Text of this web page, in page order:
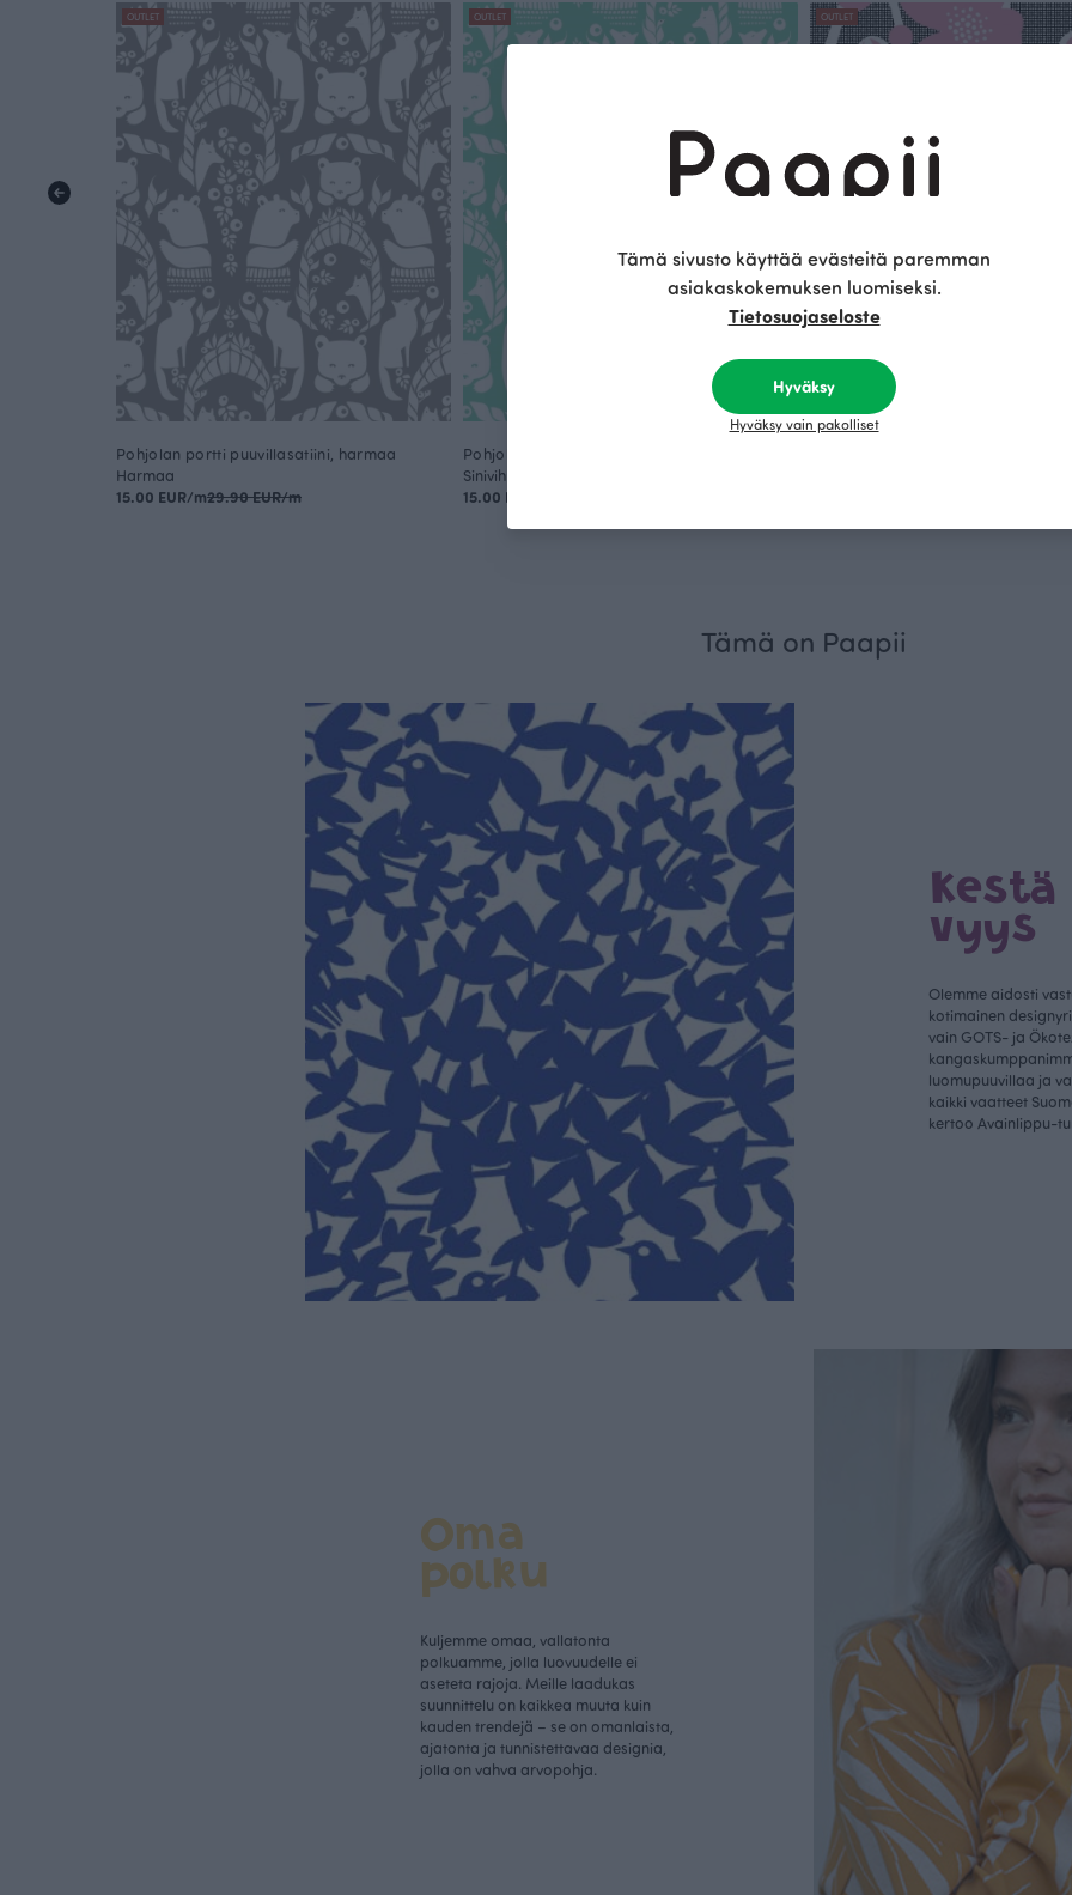
OUTLET
Pohjolan portti puuvillasatiini, harmaa
Harmaa
15.00 EUR/m29.90 EUR/m
OUTLET
Pohjolan portti puuvillasatiini, minttu
Sinivihreä
15.00 EUR/m
OUTLET
Niittyleinikki puuvillasatiini,
Tämä on Paapii
Kestä
vyys
Olemme aidosti
kotimainen
vain GOTS- ja
luomupuuvillaa ja
kaikki vaatteet
kertoo Avainlippu-
Oma
polku
Kuljemme omaa, vallatonta
polkuamme, jolla luovuudelle ei
aseteta rajoja. Meille laadukas
suunnittelu on kaikkea muuta kuin
kauden trendejä – se on omanlaista,
ajatonta ja tunnistettavaa designia,
jolla on vahva arvopohja.
Tämä sivusto käyttää evästeitä paremman
asiakaskokemuksen luomiseksi.
Tietosuojaseloste
Hyväksy
Hyväksy vain pakolliset